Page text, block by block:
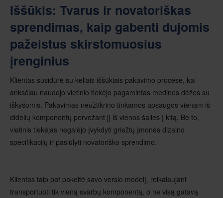
Iššūkis: Tvarus ir novatoriškas
sprendimas, kaip gabenti dujomis
pažeistus skirstomuosius
įrenginius
Klientas susidūrė su keliais iššūkiais pakavimo procese, kai
anksčiau naudojo vietinio tiekėjo pagamintas medines dėžes su
iškyšomis. Pakavimas neužtikrino tinkamos apsaugos vienam iš
didelių komponentų pervežant jį iš vienos šalies į kitą. Be to,
vietinis tiekėjas negalėjo įvykdyti griežtų įmonės dizaino
specifikacijų ir pasiūlyti novatoriško sprendimo.
Klientas taip pat pakeitė savo verslo modelį, reikalaujant
transportuoti tik vieną svarbų komponentą, o ne visą gatavą